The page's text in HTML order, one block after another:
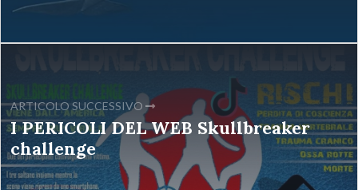
ARTICOLO SUCCESSIVO
I PERICOLI DEL WEB Skullbreaker
challenge